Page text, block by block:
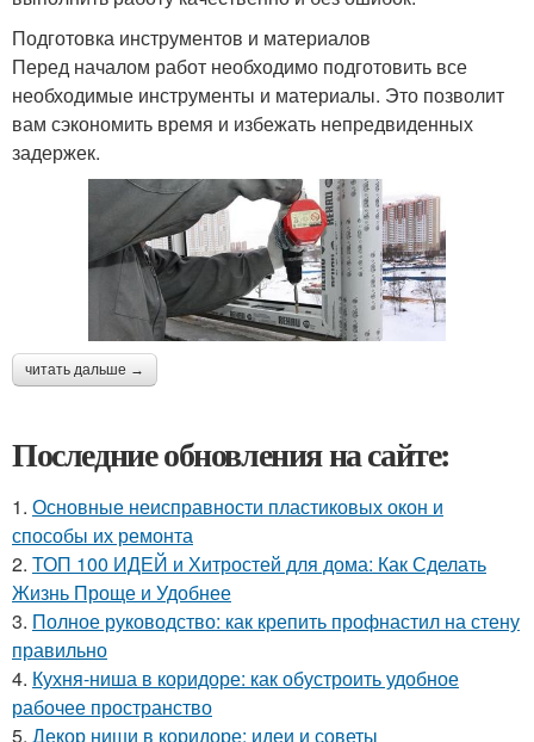
Подготовка инструментов и материалов
Перед началом работ необходимо подготовить все
необходимые инструменты и материалы. Это позволит
вам сэкономить время и избежать непредвиденных
задержек.
читать дальше →
Последние обновления на сайте:
1. Основные неисправности пластиковых окон и
способы их ремонта
2. ТОП 100 ИДЕЙ и Хитростей для дома: Как Сделать
Жизнь Проще и Удобнее
3. Полное руководство: как крепить профнастил на стену
правильно
4. Кухня-ниша в коридоре: как обустроить удобное
рабочее пространство
5. Декор ниши в коридоре: идеи и советы